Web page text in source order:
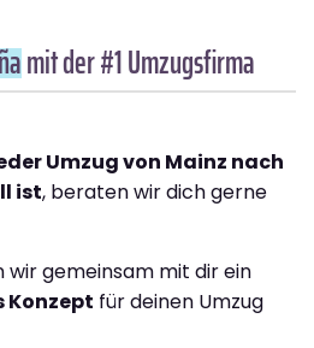
mit der #1 Umzugsfirma
Umzug von Mainz nach
ist, beraten wir dich gerne
wir gemeinsam mit dir ein
für deinen Umzug